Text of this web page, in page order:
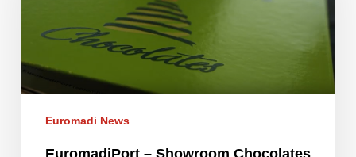
Euromadi News
EuromadiPort – Showroom Chocolates